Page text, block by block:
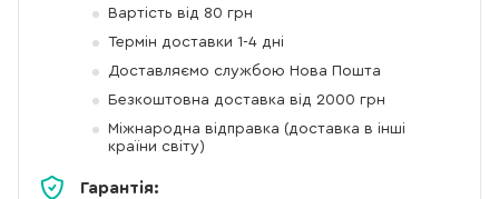
Вартість від 80 грн
Термін доставки 1-4 дні
Доставляємо службою Нова Пошта
Безкоштовна доставка від 2000 грн
Міжнародна відправка (доставка в інші
країни світу)
Гарантія: